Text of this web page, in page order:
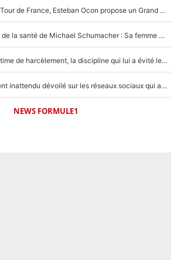
Comme pour le final du Tour de France, Esteban Ocon propose un Grand Prix de Formule 1 à Paris : «Autour de l’Arc de Triomphe, ce serait génial» !
Nouvelle rumeur autour de la santé de Michael Schumacher : Sa femme Corinna sort du silence
F1 - Lewis Hamilton victime de harcèlement, la discipline qui lui a évité le pire : «J'aurais probablement mal tourné»
Lewis Hamilton : Le talent inattendu dévoilé sur les réseaux sociaux qui a impressionné Kim Kardashian pendant leurs vacances en amoureux !
NEWS FORMULE1